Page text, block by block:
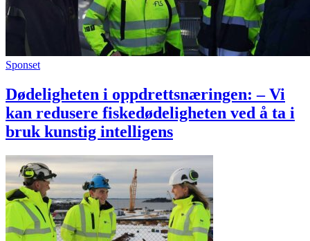
Sponset
Dødeligheten i oppdrettsnæringen: – Vi
kan redusere fiskedødeligheten ved å ta i
bruk kunstig intelligens